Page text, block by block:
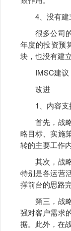
4、没有建立
很多公司的
年度的投资预
块，也没有建
IMSC建议
改进
1、内容支
首先，战略
略目标、实施
转的主要工作内
其次，战略
特别是各运营
撑前台的思路
第三，战略
强对客户需求
据。此外，在